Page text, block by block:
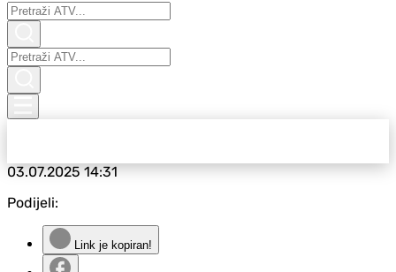
03.07.202514:31
Podijeli:
Link je kopiran!